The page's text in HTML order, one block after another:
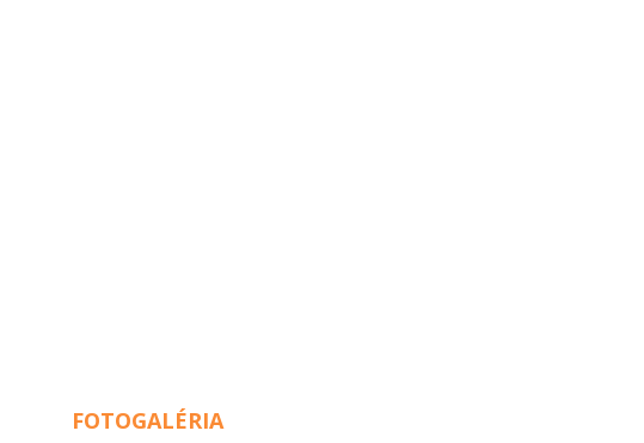
FOTOGALÉRIA